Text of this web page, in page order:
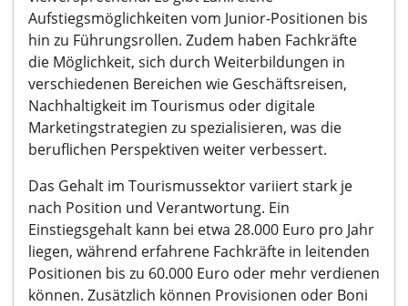
Aufstiegsmöglichkeiten vom Junior-Positionen bis
hin zu Führungsrollen. Zudem haben Fachkräfte
die Möglichkeit, sich durch Weiterbildungen in
verschiedenen Bereichen wie Geschäftsreisen,
Nachhaltigkeit im Tourismus oder digitale
Marketingstrategien zu spezialisieren, was die
beruflichen Perspektiven weiter verbessert.
Das Gehalt im Tourismussektor variiert stark je
nach Position und Verantwortung. Ein
Einstiegsgehalt kann bei etwa 28.000 Euro pro Jahr
liegen, während erfahrene Fachkräfte in leitenden
Positionen bis zu 60.000 Euro oder mehr verdienen
können. Zusätzlich können Provisionen oder Boni